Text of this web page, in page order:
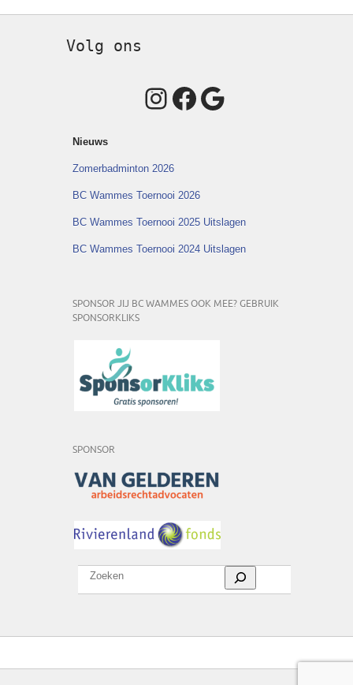
Volg ons
Instagram
Facebook
Google
Nieuws
Zomerbadminton 2026
BC Wammes Toernooi 2026
BC Wammes Toernooi 2025 Uitslagen
BC Wammes Toernooi 2024 Uitslagen
SPONSOR JIJ BC WAMMES OOK MEE? GEBRUIK
SPONSORKLIKS
SPONSOR
Zoeken